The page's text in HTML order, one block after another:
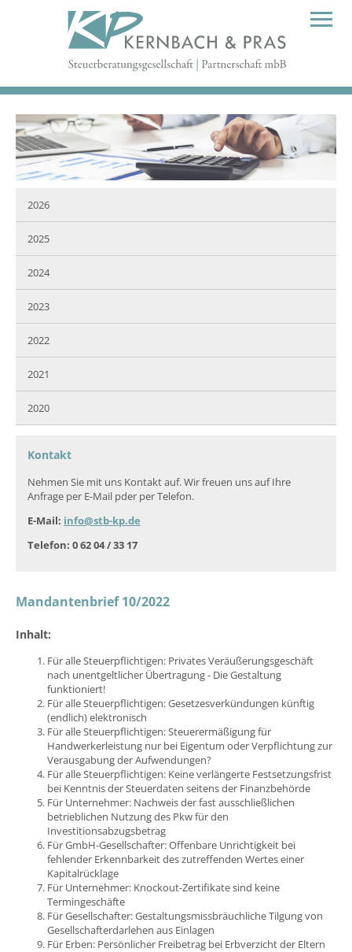
2026
2025
2024
2023
2022
2021
2020
Kontakt
Nehmen Sie mit uns Kontakt auf. Wir freuen uns auf Ihre
Anfrage per E-Mail pder per Telefon.
E-Mail: info@stb-kp.de
Telefon: 0 62 04 / 33 17
Mandantenbrief 10/2022
Inhalt:
Für alle Steuerpflichtigen: Privates Veräußerungsgeschäft
nach unentgeltlicher Übertragung - Die Gestaltung
funktioniert!
Für alle Steuerpflichtigen: Gesetzesverkündungen künftig
(endlich) elektronisch
Für alle Steuerpflichtigen: Steuerermäßigung für
Handwerkerleistung nur bei Eigentum oder Verpflichtung zur
Verausgabung der Aufwendungen?
Für alle Steuerpflichtigen: Keine verlängerte Festsetzungsfrist
bei Kenntnis der Steuerdaten seitens der Finanzbehörde
Für Unternehmer: Nachweis der fast ausschließlichen
betrieblichen Nutzung des Pkw für den
Investitionsabzugsbetrag
Für GmbH-Gesellschafter: Offenbare Unrichtigkeit bei
fehlender Erkennbarkeit des zutreffenden Wertes einer
Kapitalrücklage
Für Unternehmer: Knockout-Zertifikate sind keine
Termingeschäfte
Für Gesellschafter: Gestaltungsmissbräuchliche Tilgung von
Gesellschafterdarlehen aus Einlagen
Für Erben: Persönlicher Freibetrag bei Erbverzicht der Eltern